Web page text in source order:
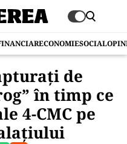
ECONOMIESOCIAL
de
în timp ce
4-CMC pe